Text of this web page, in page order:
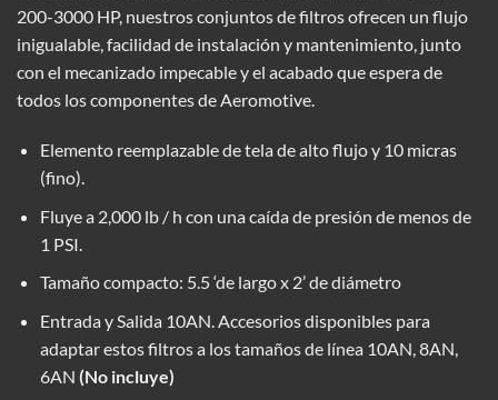
200-3000 HP, nuestros conjuntos de filtros ofrecen un flujo
inigualable, facilidad de instalación y mantenimiento, junto
con el mecanizado impecable y el acabado que espera de
todos los componentes de Aeromotive.
Elemento reemplazable de tela de alto flujo y 10 micras
(fino).
Fluye a 2,000 lb / h con una caída de presión de menos de
1 PSI.
Tamaño compacto: 5.5 ‘de largo x 2’ de diámetro
Entrada y Salida 10AN. Accesorios disponibles para
adaptar estos filtros a los tamaños de línea 10AN, 8AN,
6AN (No incluye)